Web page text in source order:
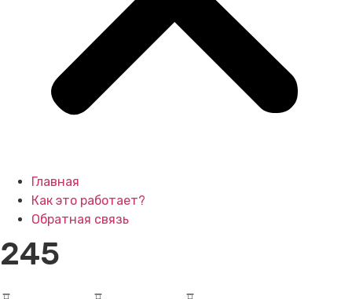
Главная
Как это работает?
Обратная связь
245